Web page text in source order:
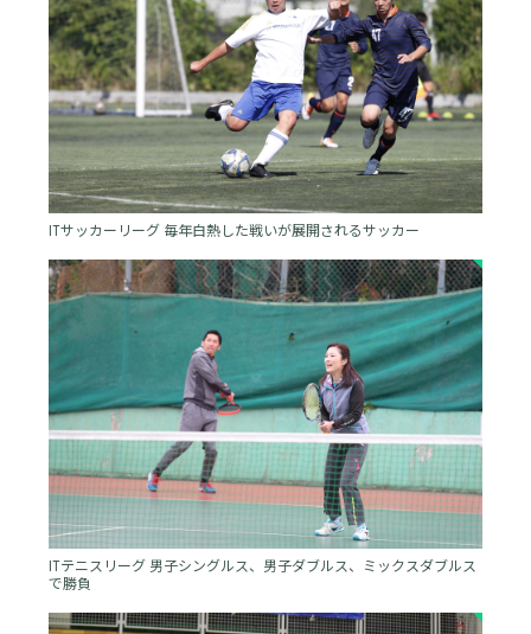
ITサッカーリーグ 毎年白熱した戦いが展開されるサッカー
ITテニスリーグ 男子シングルス、男子ダブルス、ミックスダブルス
で勝負